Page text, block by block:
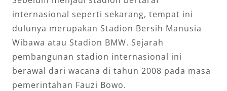
internasional seperti sekarang, tempat ini
dulunya merupakan Stadion Bersih Manusia
Wibawa atau Stadion BMW. Sejarah
pembangunan stadion internasional ini
berawal dari wacana di tahun 2008 pada masa
pemerintahan Fauzi Bowo.